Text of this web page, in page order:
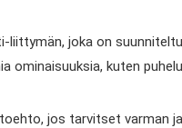
liittymän, joka on
ominaisuuksia, kuten
jos tarvitset varman